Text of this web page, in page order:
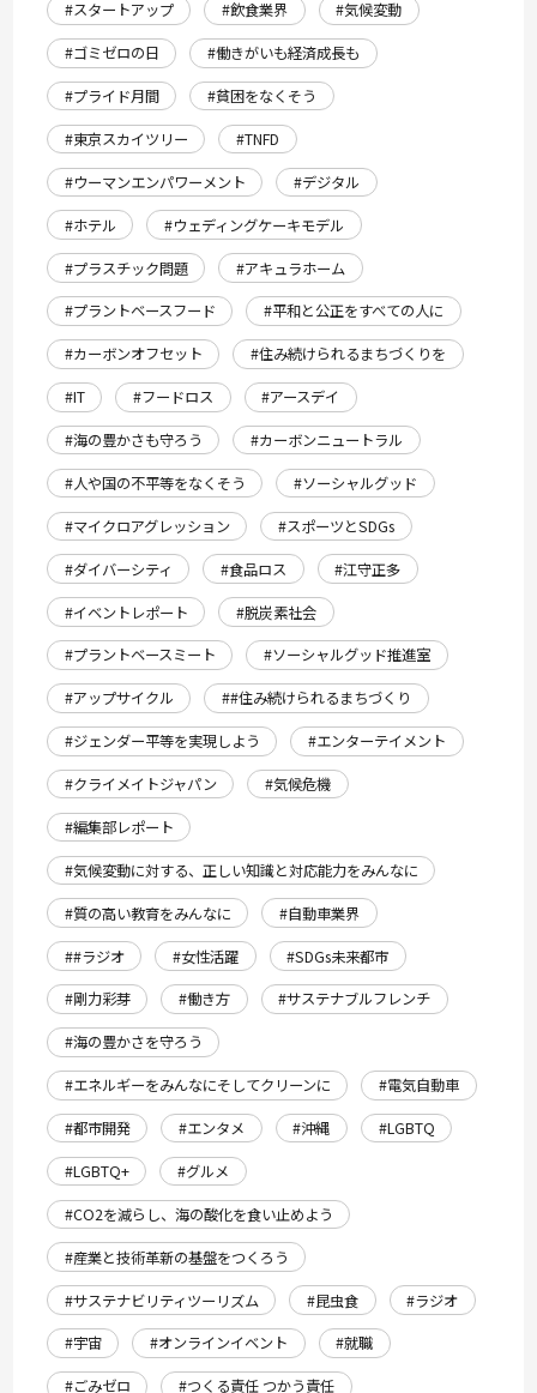
#スタートアップ #飲食業界
#気候変動
#ゴミゼロの日
#働きがいも経済成長も
#プライド月間
#貧困をなくそう
#東京スカイツリー
#TNFD
#ウーマンエンパワーメント
#デジタル
#ホテル
#ウェディングケーキモデル
#プラスチック問題
#アキュラホーム
#プラントベースフード
#平和と公正をすべての人に
#カーボンオフセット
#住み続けられるまちづくりを
#IT
#フードロス
#アースデイ
#海の豊かさも守ろう
#カーボンニュートラル
#人や国の不平等をなくそう
#ソーシャルグッド
#マイクロアグレッション
#スポーツとSDGs
#ダイバーシティ
#食品ロス
#江守正多
#イベントレポート
#脱炭素社会
#プラントベースミート
#ソーシャルグッド推進室
#アップサイクル
##住み続けられるまちづくり
#ジェンダー平等を実現しよう
#エンターテイメント
#クライメイトジャパン
#気候危機
#編集部レポート
#気候変動に対する、正しい知識と対応能力をみんなに
#質の高い教育をみんなに
#自動車業界
##ラジオ
#女性活躍
#SDGs未来都市
#剛力彩芽
#働き方
#サステナブルフレンチ
#海の豊かさを守ろう
#エネルギーをみんなにそしてクリーンに
#電気自動車
#都市開発
#エンタメ #沖縄
#LGBTQ
#LGBTQ+
#グルメ
#CO2を減らし、海の酸化を食い止めよう
#産業と技術革新の基盤をつくろう
#サステナビリティツーリズム
#昆虫食
#ラジオ
#宇宙
#オンラインイベント
#就職
#ごみゼロ
#つくる責任 つかう責任